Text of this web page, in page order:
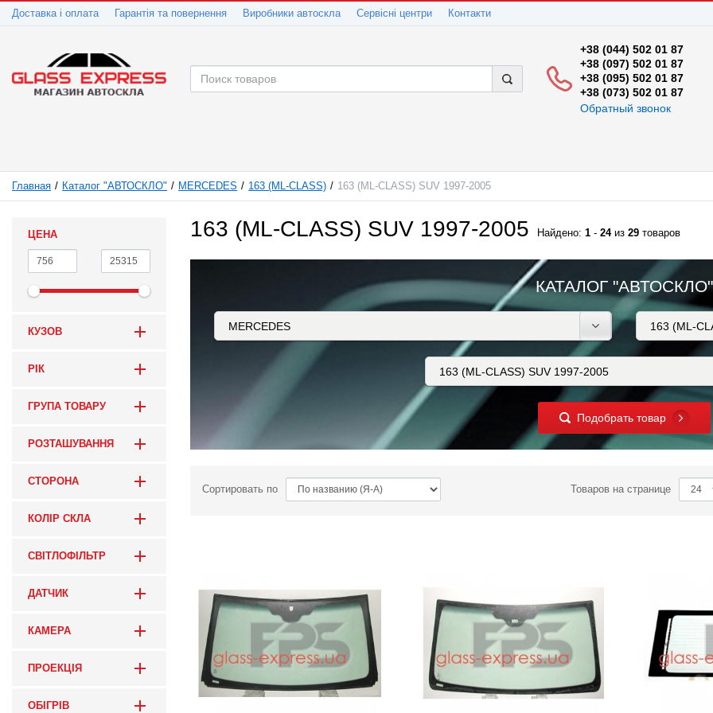
Доставка і оплата Гарантія та повернення Виробники автоскла Сервісні центри Контакти
+38 (044) 502 01 87
+38 (097) 502 01 87
+38 (095) 502 01 87
+38 (073) 502 01 87
Обратный звонок
Главная Каталог "АВТОСКЛО" MERCEDES 163 (ML-CLASS) 163 (ML-CLASS) SUV 1997-2005
ЦЕНА
КУЗОВ
РІК
ГРУПА ТОВАРУ
РОЗТАШУВАННЯ
СТОРОНА
КОЛІР СКЛА
СВІТЛОФІЛЬТР
ДАТЧИК
КАМЕРА
ПРОЕКЦІЯ
ОБІГРІВ
163 (ML-CLASS) SUV 1997-2005 Найдено: 1 - 24из 29 товаров
КАТАЛОГ "АВТОСКЛО"
Подобрать товар
Сортировать по Товаров на странице